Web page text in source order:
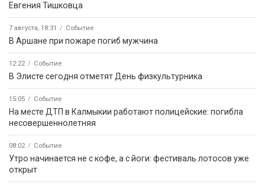
Евгения Тишковца
7 августа, 18:31 Событие
В Аршане при пожаре погиб мужчина
12:22 Событие
В Элисте сегодня отметят День физкультурника
15:05 Событие
На месте ДТП в Калмыкии работают полицейские: погибла
несовершеннолетняя
08:02 Событие
Утро начинается не с кофе, а с йоги: фестиваль лотосов уже
открыт